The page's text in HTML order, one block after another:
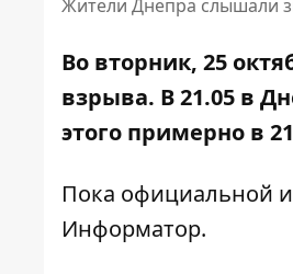
Жители Днепра слышали
Во вторник, 25
взрыва. В 21.05 в
этого примерно в
Пока официальной
Информатор.